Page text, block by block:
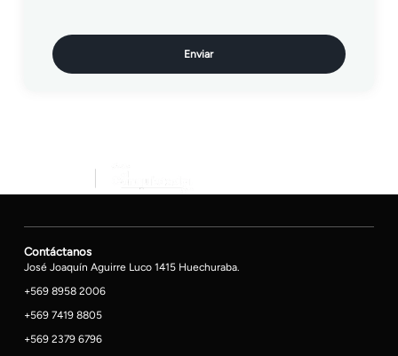
Enviar
Contáctanos
José Joaquín Aguirre Luco 1415 Huechuraba.
+569 8958 2006
+569 7419 8805
+569 2379 6796